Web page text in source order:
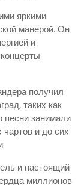
яркими
манерой. Он
и
получил
таких как
песни занимали
и до сих
и настоящий
миллионов